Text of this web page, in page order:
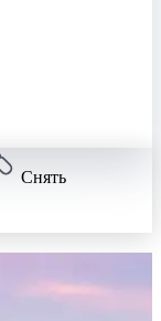
Снять